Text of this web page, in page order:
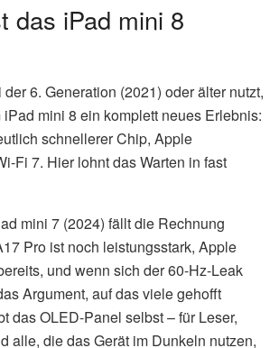
das iPad mini 8
6. Generation (2021) oder älter nutzt,
mini 8 ein komplett neues Erlebnis:
schnellerer Chip, Apple
Fi 7. Hier lohnt das Warten in fast
mini 7 (2024) fällt die Rechnung
Pro ist noch leistungsstark, Apple
und wenn sich der 60-Hz-Leak
Argument, auf das viele gehofft
das OLED-Panel selbst – für Leser,
alle, die das Gerät im Dunkeln nutzen,